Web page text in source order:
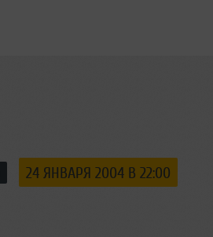
24 ЯНВАРЯ 2004 В 22:00